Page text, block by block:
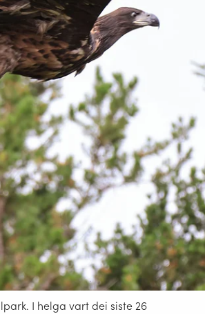
I helga vart dei siste 26